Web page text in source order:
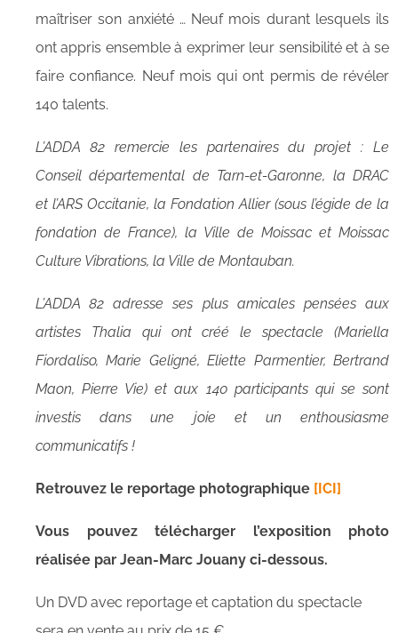
maîtriser son anxiété … Neuf mois durant lesquels ils
ont appris ensemble à exprimer leur sensibilité et à se
faire confiance. Neuf mois qui ont permis de révéler
140 talents.
L’ADDA 82 remercie les partenaires du projet : Le
Conseil départemental de Tarn-et-Garonne, la DRAC
et l’ARS Occitanie, la Fondation Allier (sous l’égide de la
fondation de France), la Ville de Moissac et Moissac
Culture Vibrations, la Ville de Montauban.
L’ADDA 82 adresse ses plus amicales pensées aux
artistes Thalia qui ont créé le spectacle (Mariella
Fiordaliso, Marie Geligné, Eliette Parmentier, Bertrand
Maon, Pierre Vie) et aux 140 participants qui se sont
investis dans une joie et un enthousiasme
communicatifs !
Retrouvez le reportage photographique [ICI]
Vous pouvez télécharger l’exposition photo
réalisée par Jean-Marc Jouany ci-dessous.
Un DVD avec reportage et captation du spectacle